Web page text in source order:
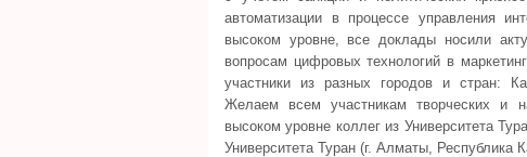
автоматизации в процессе управления
высоком уровне, все доклады носили
вопросам цифровых технологий в
участники из разных городов и стран:
Желаем всем участникам творческих и
высоком уровне коллег из Университета
Университета Туран (г. Алматы, Республика